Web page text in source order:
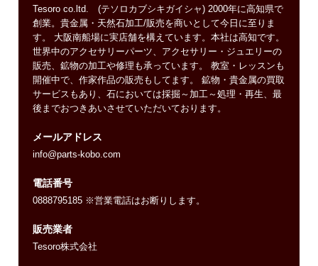
Tesoro co.ltd. (テソロカブシキガイシャ) 2000年に高知県で
創業。貴金属・天然石加工/販売を商いとして今日に至りま
す。 大阪南船場に実店舗を構えています。本社は高知です。
世界中のアクセサリーパーツ、アクセサリー・ジュエリーの
販売、鉱物の加工や修理も承っています。 教室・レッスンも
開催中で、作家作品の販売もしてます。 鉱物・貴金属の買取
サービスもあり、石においては採掘～加工～処理・再生、最
後までおつきあいさせていただいております。
メールアドレス
info@parts-kobo.com
電話番号
0888795185 ※営業電話はお断りします。
販売業者
Tesoro株式会社